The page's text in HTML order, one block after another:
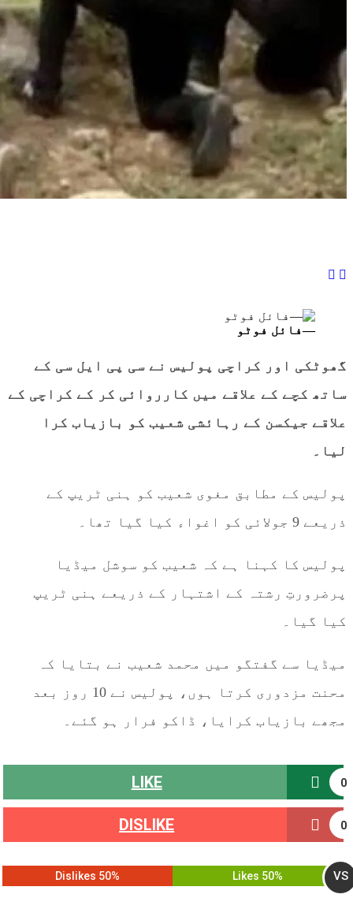
—فائل فوٹو
گھوٹکی اور کراچی پولیس نے سی پی ایل سی کے
ساتھ کچے کے علاقے میں کارروائی کر کے کراچی کے
علاقے جیکسن کے رہائشی شعیب کو بازیاب کرا
لیا۔
پولیس کے مطابق مغوی شعیب کو ہنی ٹریپ کے
ذریعے 9 جولائی کو اغواء کیا گیا تھا۔
پولیس کا کہنا ہے کہ شعیب کو سوشل میڈیا
پرضرورتِ رشتہ کے اشتہار کے ذریعے ہنی ٹریپ
کیا گیا۔
میڈیا سے گفتگو میں محمد شعیب نے بتایا کہ
محنت مزدوری کرتا ہوں، پولیس نے 10 روز بعد
مجھے بازیاب کرایا، ڈاکو فرار ہو گئے۔
0
LIKE
0
DISLIKE
50% Likes VS
50% Dislikes